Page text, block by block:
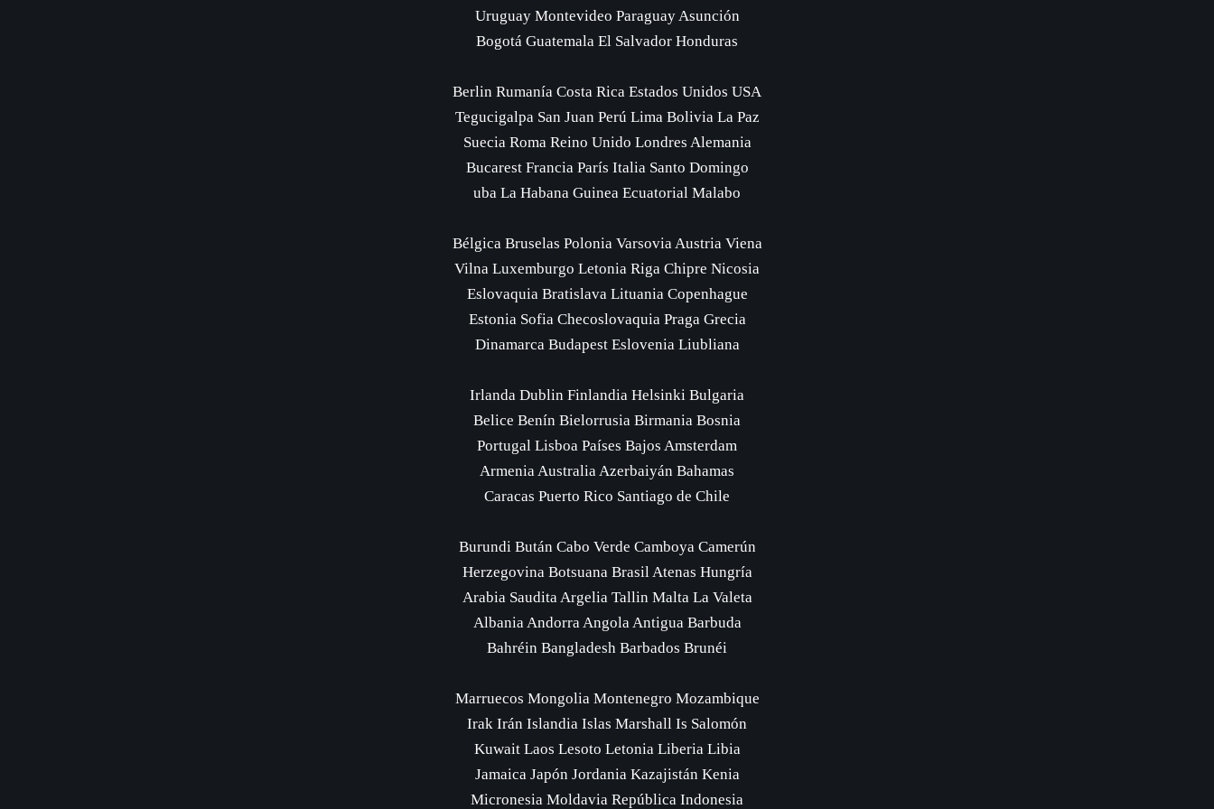
Uruguay Montevideo Paraguay Asunción
Bogotá Guatemala El Salvador Honduras
Berlin Rumanía Costa Rica Estados Unidos USA
Tegucigalpa San Juan Perú Lima Bolivia La Paz
Suecia Roma Reino Unido Londres Alemania
Bucarest Francia París Italia Santo Domingo
uba La Habana Guinea Ecuatorial Malabo
Bélgica Bruselas Polonia Varsovia Austria Viena
Vilna Luxemburgo Letonia Riga Chipre Nicosia
Eslovaquia Bratislava Lituania Copenhague
Estonia Sofia Checoslovaquia Praga Grecia
Dinamarca Budapest Eslovenia Liubliana
Irlanda Dublin Finlandia Helsinki Bulgaria
Belice Benín Bielorrusia Birmania Bosnia
Portugal Lisboa Países Bajos Amsterdam
Armenia Australia Azerbaiyán Bahamas
Caracas Puerto Rico Santiago de Chile
Burundi Bután Cabo Verde Camboya Camerún
Herzegovina Botsuana Brasil Atenas Hungría
Arabia Saudita Argelia Tallin Malta La Valeta
Albania Andorra Angola Antigua Barbuda
Bahréin Bangladesh Barbados Brunéi
Marruecos Mongolia Montenegro Mozambique
Irak Irán Islandia Islas Marshall Is Salomón
Kuwait Laos Lesoto Letonia Liberia Libia
Jamaica Japón Jordania Kazajistán Kenia
Micronesia Moldavia República Indonesia